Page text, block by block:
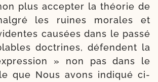
plus accep­ter la théo­rie de
les ruines morales et
cau­sées dans le pas­sé
doc­trines, défendent la
» non pas dans le
que Nous avons indi­qué ci-​